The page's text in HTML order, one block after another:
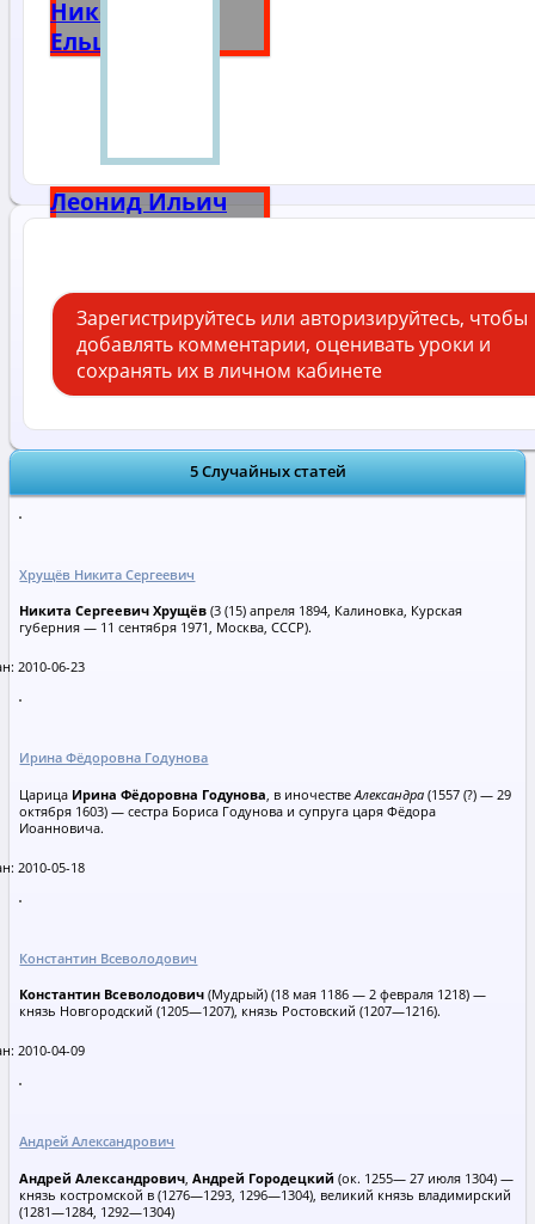
Николаевич
Ельцин
Леонид Ильич
Зарегистрируйтесь или авторизируйтесь, чтобы
добавлять комментарии, оценивать уроки и
сохранять их в личном кабинете
5 Случайных статей
Хрущёв Никита Сергеевич
Никита Сергеевич Хрущёв (3 (15) апреля 1894, Калиновка, Курская
губерния — 11 сентября 1971, Москва, СССР).
2010-06-23
Ирина Фёдоровна Годунова
Царица Ирина Фёдоровна Годунова, в иночествеАлександра (1557 (?) — 29
октября 1603) — сестра Бориса Годунова и супруга царя Фёдора
Иоанновича.
2010-05-18
Константин Всеволодович
Константин Всеволодович (Мудрый) (18 мая 1186 — 2 февраля 1218) —
князь Новгородский (1205—1207), князь Ростовский (1207—1216).
2010-04-09
Андрей Александрович
Андрей Александрович,Андрей Городецкий (ок. 1255— 27 июля 1304) —
князь костромской в (1276—1293, 1296—1304), великий князь владимирский
(1281—1284, 1292—1304)